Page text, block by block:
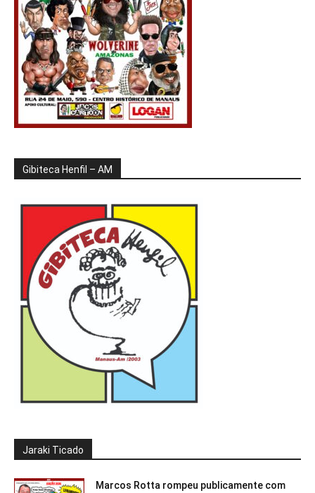
Gibiteca Henfil – AM
Jaraki Ticado
Marcos Rotta rompeu publicamente com